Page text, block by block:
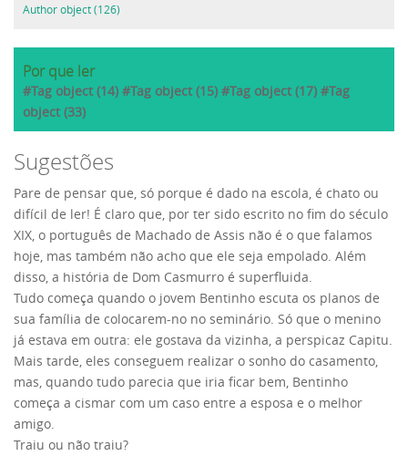
Author object (126)
Por que ler
#Tag object (14) #Tag object (15) #Tag object (17) #Tag
object (33)
Sugestões
Pare de pensar que, só porque é dado na escola, é chato ou
difícil de ler! É claro que, por ter sido escrito no fim do século
XIX, o português de Machado de Assis não é o que falamos
hoje, mas também não acho que ele seja empolado. Além
disso, a história de Dom Casmurro é superfluida.
Tudo começa quando o jovem Bentinho escuta os planos de
sua família de colocarem-no no seminário. Só que o menino
já estava em outra: ele gostava da vizinha, a perspicaz Capitu.
Mais tarde, eles conseguem realizar o sonho do casamento,
mas, quando tudo parecia que iria ficar bem, Bentinho
começa a cismar com um caso entre a esposa e o melhor
amigo.
Traiu ou não traiu?